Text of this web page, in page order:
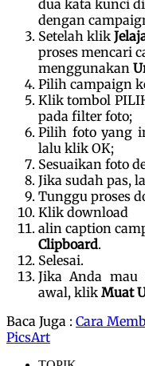
dua kata kunci
dengan
Setelah klik
proses mencari
menggunakan
Pilih campaign
Klik tombol
pada filter foto;
Pilih foto yang
lalu klik OK;
Sesuaikan foto
Jika sudah pas,
Tunggu proses
Klik download
alin caption
Clipboard.
Selesai.
Jika Anda mau
awal, klik Muat
Baca Juga : Cara
PicsArt